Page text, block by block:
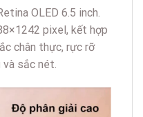
OLED 6.5 inch.
pixel, kết hợp
chân thực, rực rỡ
sắc nét.